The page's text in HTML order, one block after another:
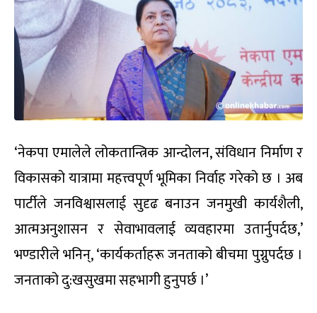
‘नेकपा एमालेले लोकतान्त्रिक आन्दोलन, संविधान निर्माण र
विकासको यात्रामा महत्त्वपूर्ण भूमिका निर्वाह गरेको छ । अब
पार्टीले जनविश्वासलाई सुदृढ बनाउन जनमुखी कार्यशैली,
आत्मअनुशासन र सेवाभावलाई व्यवहारमा उतार्नुपर्दछ,’
भण्डारीले भनिन्, ‘कार्यकर्ताहरू जनताको बीचमा पुग्नुपर्दछ ।
जनताको दु:खसुखमा सहभागी हुनुपर्छ ।’